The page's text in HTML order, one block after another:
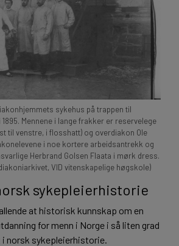
sykehus på trappen til
Mennene i lange frakker er reservelege
til venstre, i flosshatt) og overdiakon Ole
i noe kortere arbeidsantrekk og
Herbrand Golsen Flaata i mørk dress.
VID vitenskapelige høgskole)
sykepleierhistorie
at historisk kunnskap om en
for menn i Norge i så liten grad
norsk sykepleierhistorie.